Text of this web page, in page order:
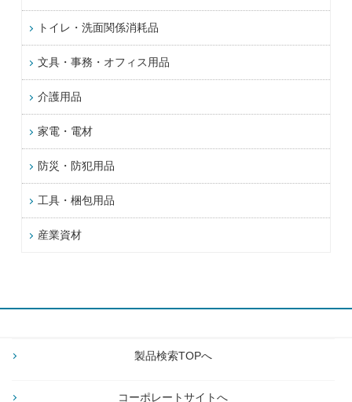
トイレ・洗面関係消耗品
文具・事務・オフィス用品
介護用品
家電・電材
防災・防犯用品
工具・梱包用品
産業資材
製品検索TOPへ
コーポレートサイトへ